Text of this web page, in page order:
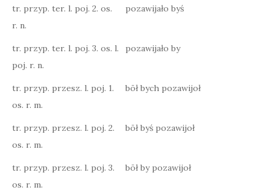
tr. przyp. ter. l. poj. 2. os.
r. n.
pozawijało byś
tr. przyp. ter. l. poj. 3. os. l.
poj. r. n.
pozawijało by
tr. przyp. przesz. l. poj. 1.
os. r. m.
bōł bych pozawijoł
tr. przyp. przesz. l. poj. 2.
os. r. m.
bōł byś pozawijoł
tr. przyp. przesz. l. poj. 3.
os. r. m.
bōł by pozawijoł